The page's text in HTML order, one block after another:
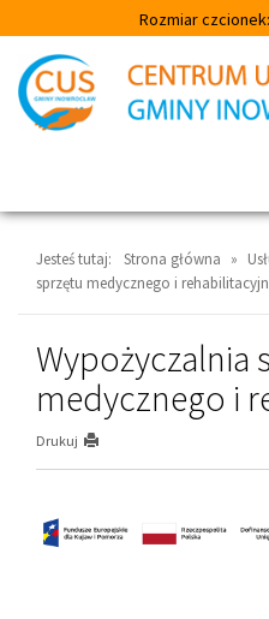
do
głównej
treści
do
wyszukiwarki
Rozmiar czcionek:
Jesteś tutaj: Strona główna »
sprzętu medycznego i
Wypożyczalnia
medycznego i
Drukuj